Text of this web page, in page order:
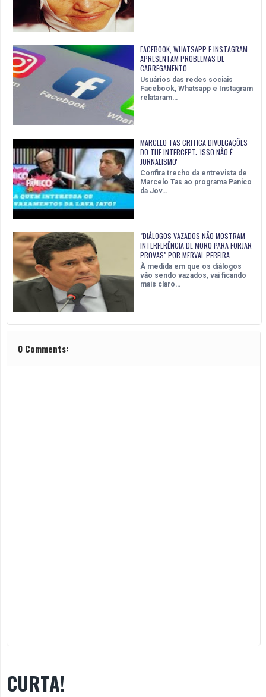
FACEBOOK, WHATSAPP E INSTAGRAM
APRESENTAM PROBLEMAS DE
CARREGAMENTO
Usuários das redes sociais
Facebook, Whatsapp e Instagram
relataram…
MARCELO TAS CRITICA DIVULGAÇÕES
DO THE INTERCEPT: 'ISSO NÃO É
JORNALISMO'
Confira trecho da entrevista de
Marcelo Tas ao programa Panico
da Jov…
"DIÁLOGOS VAZADOS NÃO MOSTRAM
INTERFERÊNCIA DE MORO PARA FORJAR
PROVAS" POR MERVAL PEREIRA
À medida em que os diálogos
vão sendo vazados, vai ficando
mais claro…
0 Comments:
CURTA!